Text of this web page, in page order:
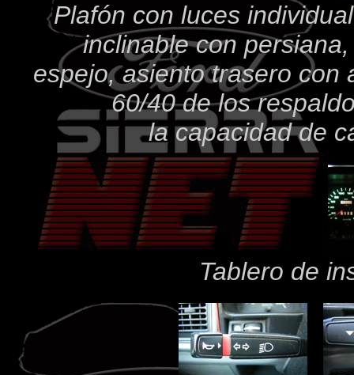
Plafón con luces
inclinable con
espejo, asiento trasero con
60/40 de los
la capacidad de
Tablero de